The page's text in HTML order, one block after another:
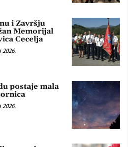
i Završju
Memorijal
Cecelja
postaje mala